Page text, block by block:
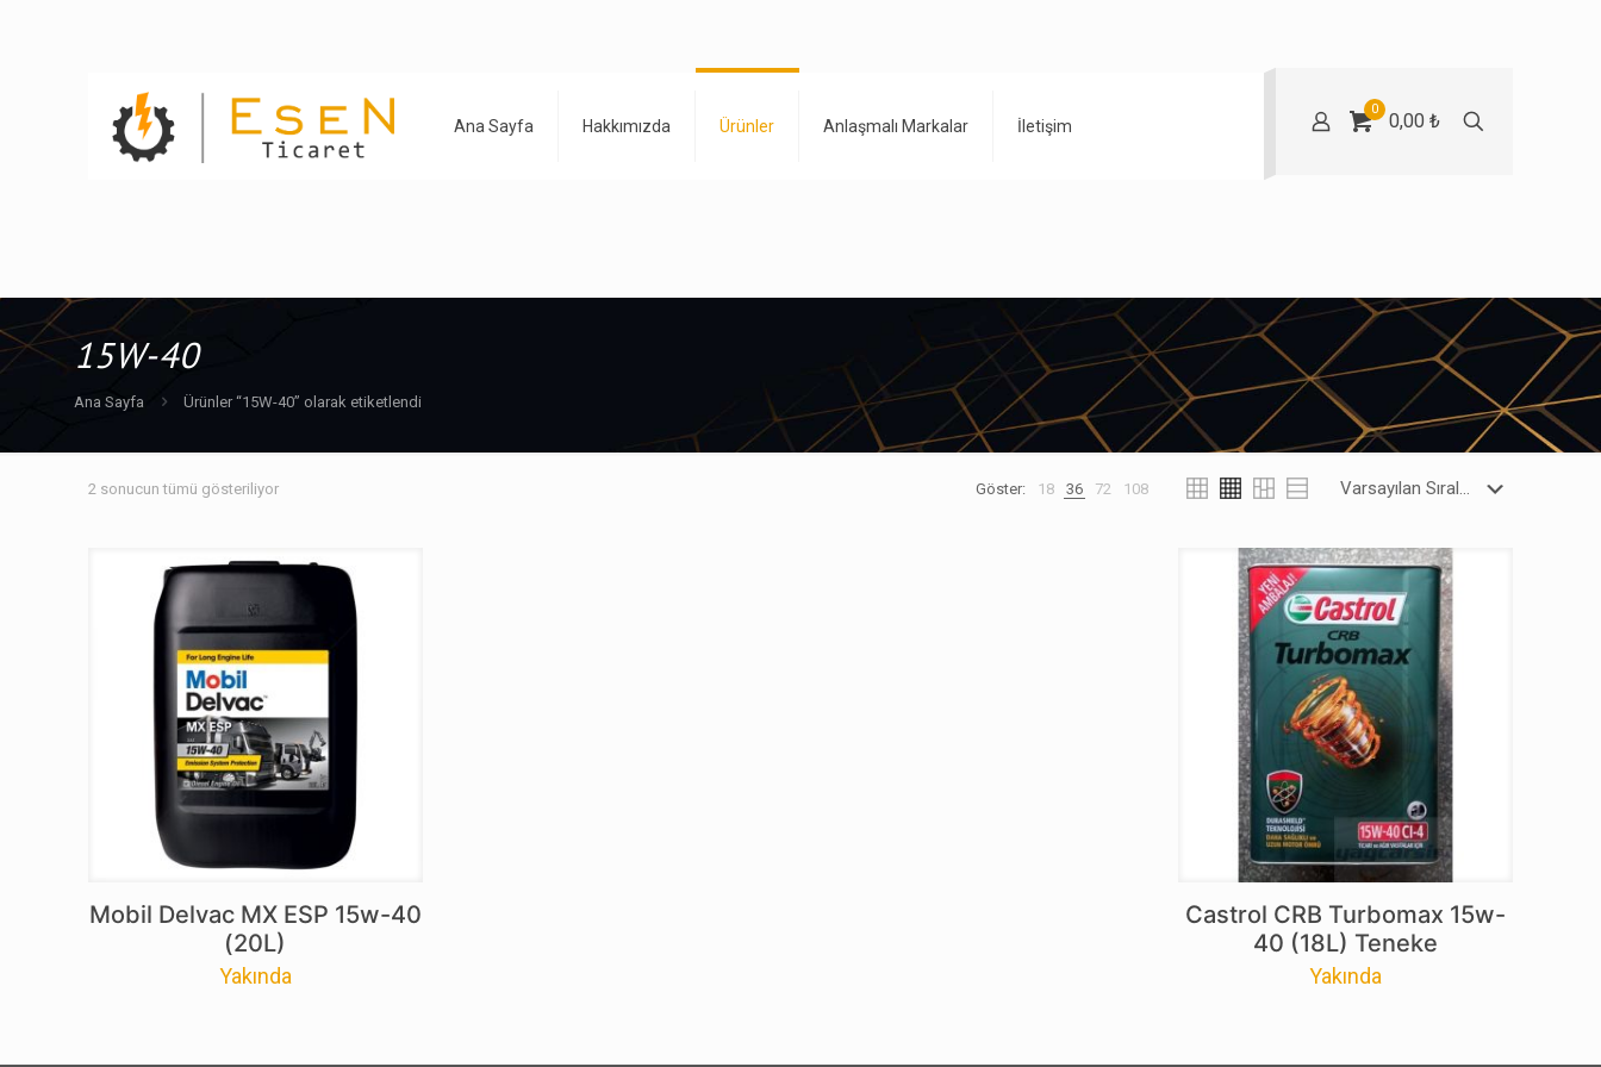
Ana Sayfa Hakkımızda Ürünler Anlaşmalı Markalar İletişim
0
0,00 ₺
15W-40
Ana Sayfa Ürünler “15W-40” olarak etiketlendi
2 sonucun tümü gösteriliyor Göster: 18 36 72 108
Mobil Delvac MX ESP 15w-40
(20L)
Yakında
Castrol CRB Turbomax 15w-
40 (18L) Teneke
Yakında